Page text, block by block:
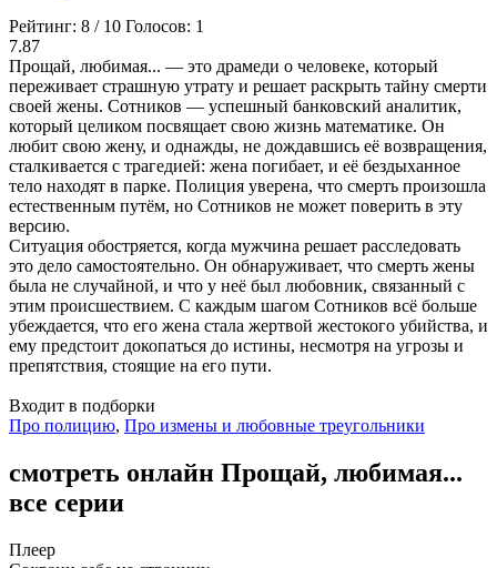
Рейтинг: 8 / 10 Голосов: 1
7.87
Прощай, любимая... — это драмеди о человеке, который
переживает страшную утрату и решает раскрыть тайну смерти
своей жены. Сотников — успешный банковский аналитик,
который целиком посвящает свою жизнь математике. Он
любит свою жену, и однажды, не дождавшись её возвращения,
сталкивается с трагедией: жена погибает, и её бездыханное
тело находят в парке. Полиция уверена, что смерть произошла
естественным путём, но Сотников не может поверить в эту
версию.
Ситуация обостряется, когда мужчина решает расследовать
это дело самостоятельно. Он обнаруживает, что смерть жены
была не случайной, и что у неё был любовник, связанный с
этим происшествием. С каждым шагом Сотников всё больше
убеждается, что его жена стала жертвой жестокого убийства, и
ему предстоит докопаться до истины, несмотря на угрозы и
препятствия, стоящие на его пути.
Входит в подборки
Про полицию, Про измены и любовные треугольники
смотреть онлайн Прощай, любимая...
все серии
Плеер